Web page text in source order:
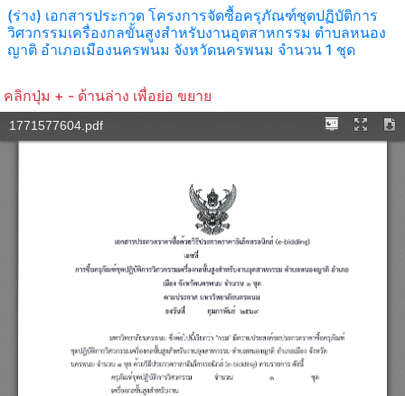
(ร่าง) เอกสารประกวด โครงการจัดซื้อครุภัณฑ์ชุดปฏิบัติการ
วิศวกรรมเครื่องกลขั้นสูงสำหรับงานอุตสาหกรรม ตำบลหนอง
ญาติ อำเภอเมืองนครพนม จังหวัดนครพนม จำนวน 1 ชุด
คลิกปุ่ม + - ด้านล่าง เพื่อย่อ ขยาย